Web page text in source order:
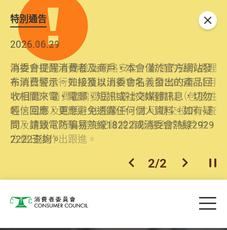
特別通告
2026.06.29
消委會提醒消費者及商戶，本會僅於官方網站發
布消費警示。如接獲以消委會名義發出的產品回
收相關來電、電郵、短訊或社交媒體訊息，切勿
輕信回應，更應避免透露任何個人資料。如有疑
問，請致電防騙易熱線18222或消委會熱線2929
2222查詢。
2025.10.31
為提升使用者體驗及網絡安全，本會的投訴處理
系統已經進行升級及推出新功能。由2025年11月
10日起，消費者需要提供基本聯絡資料（包括姓
名、電郵及電話）註冊帳戶，才可提交投訴、查
詢及建議。所有提交紀錄將清晰整合於帳戶中，
方便日後作出跟進。
上一個
2/2 下一個開
關閉
消費者委員會 目